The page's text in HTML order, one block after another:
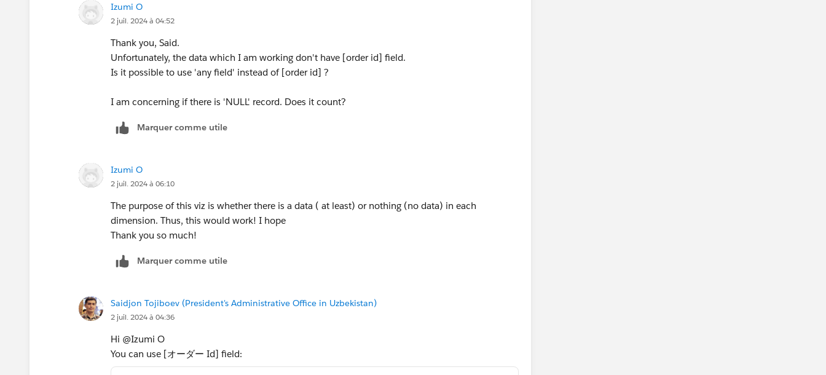
Izumi O
2 juil. 2024 à 04:52
Thank you, Said.
Unfortunately, the data which I am working don't have [order id] field.
Is it possible to use 'any field' instead of [order id] ?
I am concerning if there is 'NULL' record. Does it count?
Marquer comme utile
Izumi O
2 juil. 2024 à 06:10
The purpose of this viz is whether there is a data ( at least) or nothing (no data) in each
dimension. Thus, this would work! I hope
Thank you so much!
Marquer comme utile
Saidjon Tojiboev (President's Administrative Office in Uzbekistan)
2 juil. 2024 à 04:36
Hi @Izumi O​
You can use [オーダー Id] field: